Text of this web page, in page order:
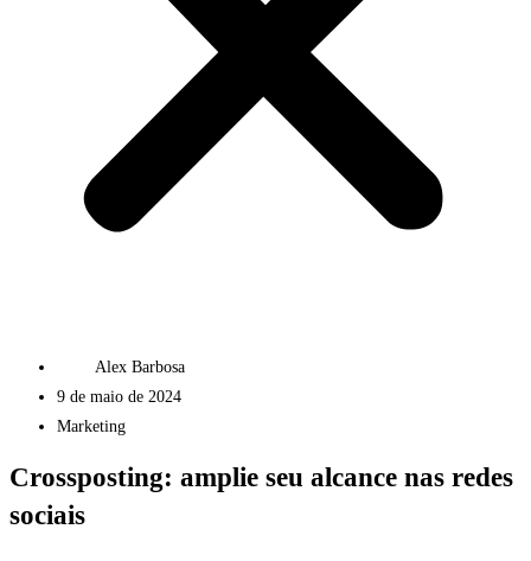
Alex Barbosa
9 de maio de 2024
Marketing
Crossposting: amplie seu alcance nas redes
sociais